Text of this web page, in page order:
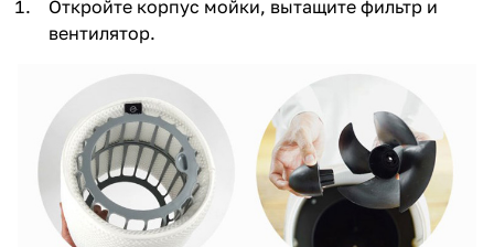
Откройте корпус мойки, вытащите фильтр и
вентилятор.